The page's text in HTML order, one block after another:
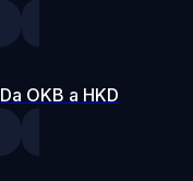
Da OKB a HKD